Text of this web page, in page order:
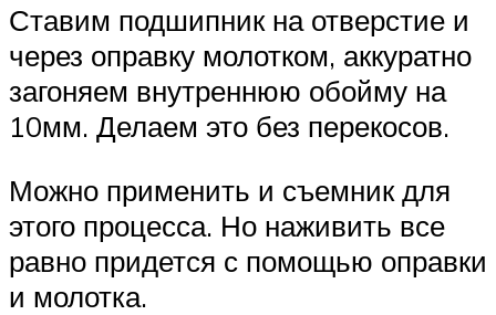
Ставим подшипник на отверстие и
через оправку молотком, аккуратно
загоняем внутреннюю обойму на
10мм. Делаем это без перекосов.
Можно применить и съемник для
этого процесса. Но наживить все
равно придется с помощью оправки
и молотка.